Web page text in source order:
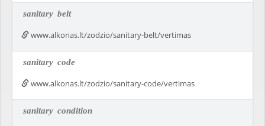
sanitary belt
www.alkonas.lt/zodzio/sanitary-belt/vertimas
sanitary code
www.alkonas.lt/zodzio/sanitary-code/vertimas
sanitary condition